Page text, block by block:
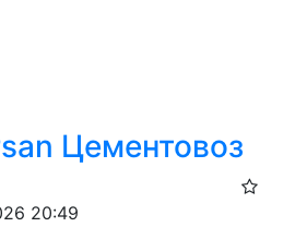
Цементовоз
20:49